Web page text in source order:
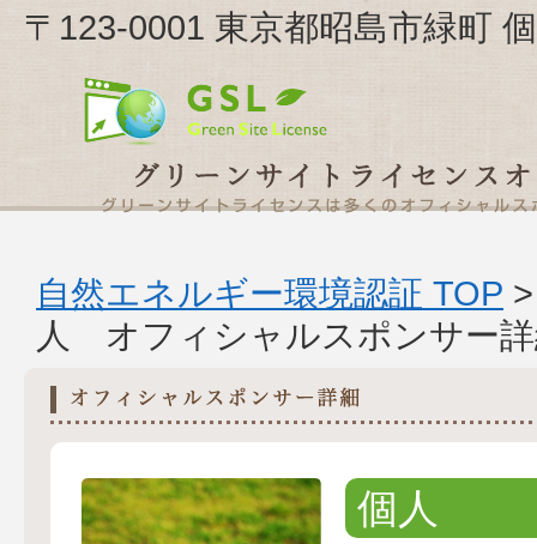
〒123-0001 東京都昭島市緑町
自然エネルギー環境認証 TOP
人 オフィシャルスポンサー
個人